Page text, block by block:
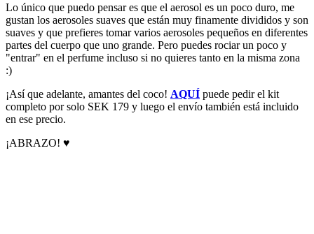
Lo único que puedo pensar es que el aerosol es un poco duro, me
gustan los aerosoles suaves que están muy finamente divididos y son
suaves y que prefieres tomar varios aerosoles pequeños en diferentes
partes del cuerpo que uno grande. Pero puedes rociar un poco y
"entrar" en el perfume incluso si no quieres tanto en la misma zona
:)
¡Así que adelante, amantes del coco! AQUÍ puede pedir el kit
completo por solo SEK 179 y luego el envío también está incluido
en ese precio.
¡ABRAZO! ♥